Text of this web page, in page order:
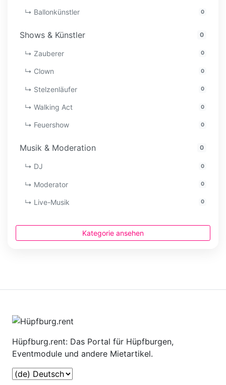
↳ Ballonkünstler 0
Shows & Künstler 0
↳ Zauberer 0
↳ Clown 0
↳ Stelzenläufer 0
↳ Walking Act 0
↳ Feuershow 0
Musik & Moderation 0
↳ DJ 0
↳ Moderator 0
↳ Live-Musik 0
Kategorie ansehen
Hüpfburg.rent: Das Portal für Hüpfburgen,
Eventmodule und andere Mietartikel.